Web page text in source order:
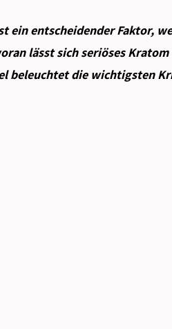
ein entscheidender Faktor,
lässt sich seriöses
beleuchtet die wichtigsten